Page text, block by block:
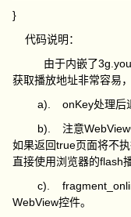
}
代码说明：
由于内嵌了
获取播放地址非常容易
a).
onKey处理后
b).
注意
如果返回true页面将不
直接使用浏览器的flash
c).
WebView控件。